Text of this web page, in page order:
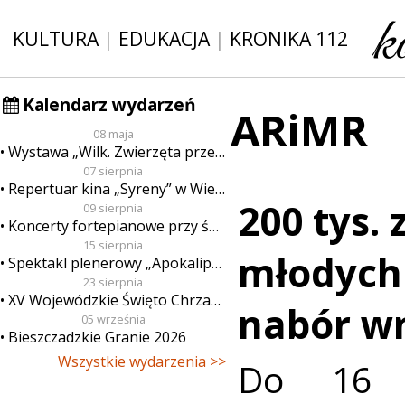
KULTURA| EDUKACJA| KRONIKA 112
Kalendarz wydarzeń
08 maja
Wystawa „Wilk. Zwierzęta przeklęte”
07 sierpnia
Repertuar kina „Syreny” w Wieluniu w dn. od 7 do 13 sierpnia
09 sierpnia
Koncerty fortepianowe przy świecach
15 sierpnia
Spektakl plenerowy „Apokalipsa”
23 sierpnia
XV Wojewódzkie Święto Chrzanu
05 września
Bieszczadzkie Granie 2026
Wszystkie wydarzenia >>
ARiMR
200 tys.
nabór
Do 16